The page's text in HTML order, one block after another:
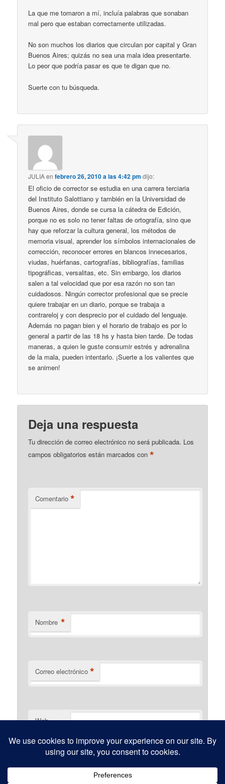
La que me tomaron a mí, incluía palabras que sonaban
mal pero que estaban correctamente utilizadas.
No son muchos los diarios que circulan por capital y Gran
Buenos Aires; quizás no sea una mala idea presentarte.
Lo peor que podría pasar es que te digan que no.
Suerte con tu búsqueda.
JULIAenfebrero 26, 2010 a las 4:42 pm dijo:
El oficio de corrector se estudia en una carrera terciaria
del Instituto Salottiano y también en la Universidad de
Buenos Aires, donde se cursa la cátedra de Edición,
porque no es solo no tener faltas de ortografía, sino que
hay que reforzar la cultura general, los métodos de
memoria visual, aprender los símbolos internacionales de
corrección, reconocer errores en blancos innecesarios,
viudas, huérfanas, cartografías, bibliografías, familias
tipográficas, versalitas, etc. Sin embargo, los diarios
salen a tal velocidad que por esa razón no son tan
cuidadosos. Ningún corrector profesional que se precie
quiere trabajar en un diario, porque se trabaja a
contrareloj y con desprecio por el cuidado del lenguaje.
Además no pagan bien y el horario de trabajo es por lo
general a partir de las 18 hs y hasta bien tarde. De todas
maneras, a quien le guste consumir estrés y adrenalina
de la mala, pueden intentarlo. ¡Suerte a los valientes que
se animen!
Deja una respuesta
Tu dirección de correo electrónico no será publicada. Los
campos obligatorios están marcados con*
Comentario *
Nombre *
Correo electrónico *
Web